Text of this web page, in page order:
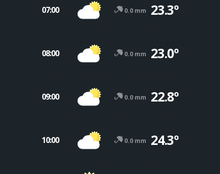
07:00 0.0 mm 23.3º
08:00 0.0 mm 23.0º
09:00 0.0 mm 22.8º
10:00 0.0 mm 24.3º